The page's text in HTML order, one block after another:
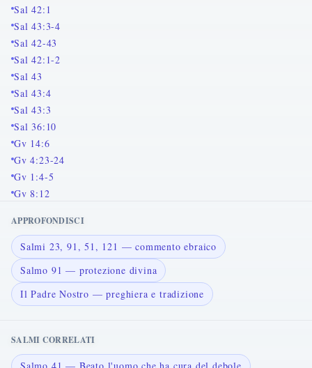
Sal 42:1
Sal 43:3-4
Sal 42-43
Sal 42:1-2
Sal 43
Sal 43:4
Sal 43:3
Sal 36:10
Gv 14:6
Gv 4:23-24
Gv 1:4-5
Gv 8:12
APPROFONDISCI
Salmi 23, 91, 51, 121 — commento ebraico
Salmo 91 — protezione divina
Il Padre Nostro — preghiera e tradizione
SALMI CORRELATI